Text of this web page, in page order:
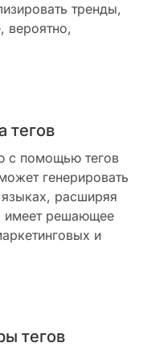
тренды,
вероятно,
тегов
с помощью тегов
генерировать
языках, расширяя
имеет решающее
и
тегов